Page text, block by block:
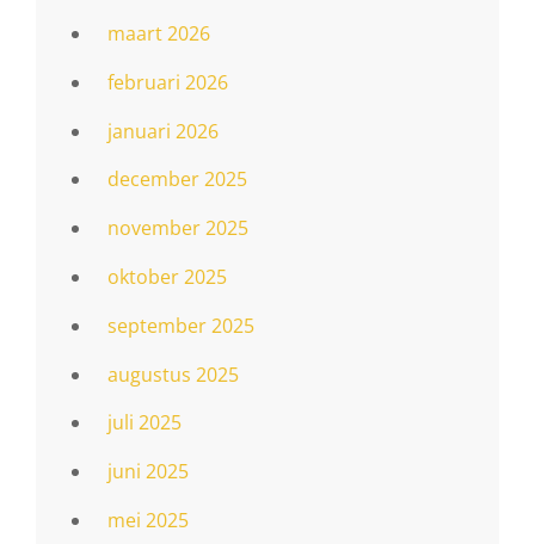
maart 2026
februari 2026
januari 2026
december 2025
november 2025
oktober 2025
september 2025
augustus 2025
juli 2025
juni 2025
mei 2025